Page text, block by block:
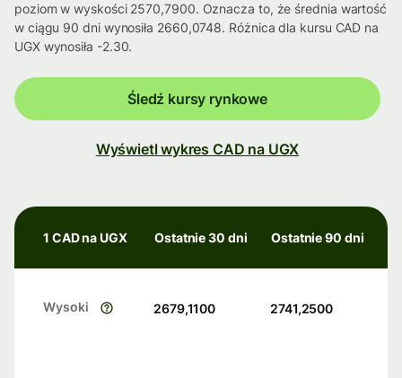
poziom w wyskości 2570,7900. Oznacza to, że średnia wartość
w ciągu 90 dni wynosiła 2660,0748. Różnica dla kursu CAD na
UGX wynosiła -2.30.
Śledź kursy rynkowe
Wyświetl wykres CAD na UGX
1 CAD na UGX Ostatnie 30 dni Ostatnie 90 dni
Wysoki 2679,1100 2741,2500